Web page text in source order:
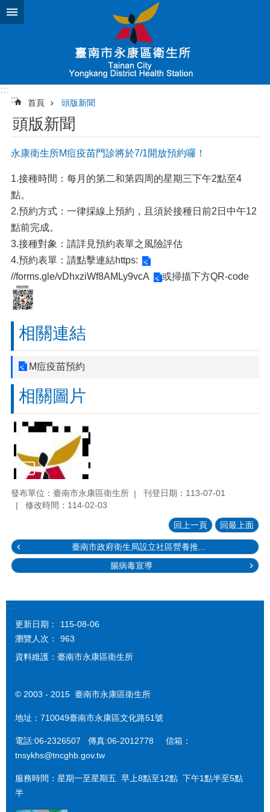
跳到主要內容區塊
:::
:::
首頁 頭版新聞
頭版新聞
永康衛生所M痘疫苗門診將於7/1開放預約囉！
1.接種時間：每月的第二和第四周的星期三下午2點至4
點。
2.預約方式：一律採線上預約，且須於接種日前2日中午12
點前完成。
3.接種對象：請詳見預約表單之風險評估
4.預約表單：請點擊連結https:
//forms.gle/vDhxziWf8AMLy9vcA
或掃描下方QR-code
相關連結
M痘疫苗預約
相關圖片
發布單位：臺南市永康區衛生所
刊登日期：113-07-01
修改時間：114-02-03
回上一頁 回最上面
臺南市政府衛生局設立社區營養推...
腸病毒宣導
:::
更新日期：
115-08-06
瀏覽人次：
963
資料維護：臺南市永康區衛生所
© 2003 - 2015 臺南市永康區衛生所
地址：710049臺南市永康區文化路51號
電話:06-2326507 傳真:06-2012778 信箱：
tnsykhs@tncghb.gov.tw
服務時間：星期一至星期五 早上8點至12點 下午1點半至5點
半